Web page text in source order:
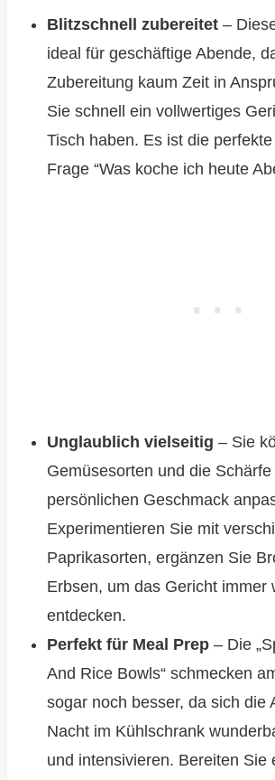
Blitzschnell zubereitet–
ideal für geschäftige Abende,
Zubereitung kaum Zeit in
Sie schnell ein vollwertiges
Tisch haben. Es ist die
Frage “Was koche ich heute
Unglaublich vielseitig – Sie
Gemüsesorten und die
persönlichen Geschmack
Experimentieren Sie mit
Paprikasorten, ergänzen Sie
Erbsen, um das Gericht immer
entdecken.
Perfekt für Meal Prep– Die
And Rice Bowls“ schmecken
sogar noch besser, da sich die
Nacht im Kühlschrank
und intensivieren. Bereiten Sie